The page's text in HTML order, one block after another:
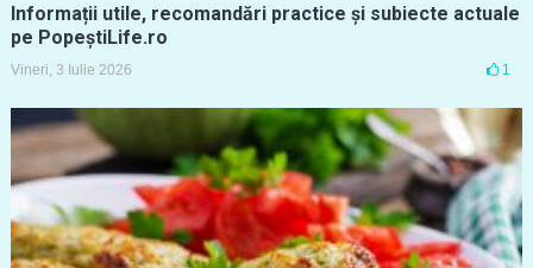
Informații utile, recomandări practice și subiecte actuale
pe PopeștiLife.ro
Vineri, 3 Iulie 2026 1